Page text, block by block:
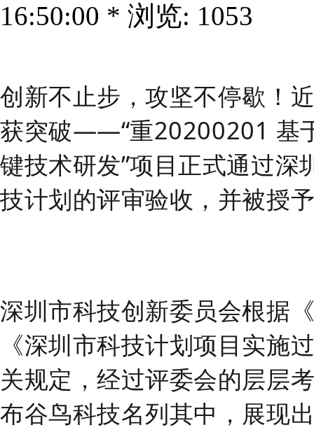
16:50:00 * 浏览: 1053
创新不止步，攻坚不停歇！
获突破——“重20200201 基
键技术研发”项目正式通过
技计划的评审验收，并被授
深圳市科技创新委员会根据
《深圳市科技计划项目实施
关规定，经过评委会的层层
布谷鸟科技名列其中，展现